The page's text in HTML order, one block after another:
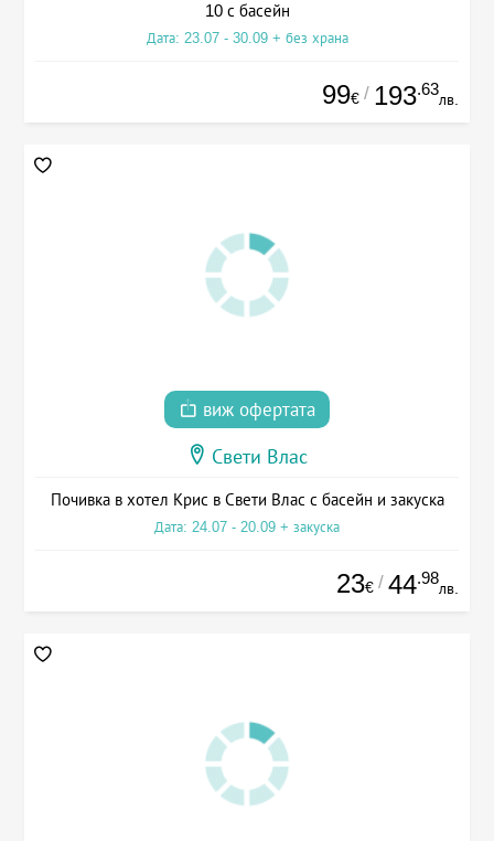
10 с басейн
Дата: 23.07 - 30.09 + без храна
99€ / 193.63
лв.
виж офертата
Свети Влас
Почивка в хотел Крис в Свети Влас с басейн и закуска
Дата: 24.07 - 20.09 + закуска
23€ / 44.98
лв.